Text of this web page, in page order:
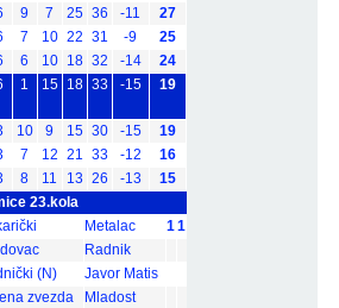
9 7 25 36 -11
27
7 10 22 31 -9
25
6 10 18 32 -14
24
1 15 18 33 -15 19
10 9 15 30 -15
19
7 12 21 33 -12
16
8 11 13 26 -13
15
23.kola
Metalac 11
Radnik
(N)
Javor Matis
zvezda
Mladost